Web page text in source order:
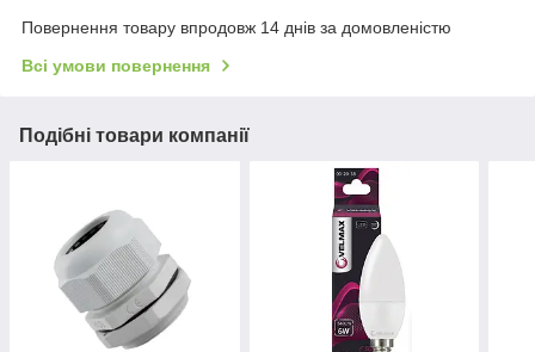
Повернення товару впродовж 14 днів за домовленістю
Всі умови повернення
Подібні товари компанії